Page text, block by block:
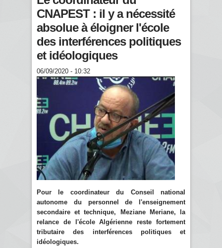
CNAPEST : il y a nécessité
absolue à éloigner l'école
des interférences politiques
et idéologiques
06/09/2020 - 10:32
Pour le coordinateur du Conseil national
autonome du personnel de l'enseignement
secondaire et technique, Meziane Meriane, la
relance de l'école Algérienne reste fortement
tributaire des interférences politiques et
idéologiques.